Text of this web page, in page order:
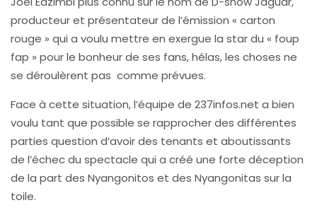
producteur et présentateur de l’émission « carton
rouge » qui a voulu mettre en exergue la star du « foup
fap » pour le bonheur de ses fans, hélas, les choses ne
se déroulèrent pas comme prévues.
Face à cette situation, l’équipe de 237infos.net a bien
voulu tant que possible se rapprocher des différentes
parties question d’avoir des tenants et aboutissants
de l’échec du spectacle qui a créé une forte déception
de la part des Nyangonitos et des Nyangonitas sur la
toile.